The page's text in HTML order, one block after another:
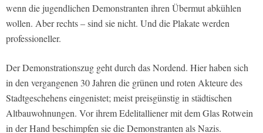
wenn die jugendlichen Demonstranten ihren Übermut abkühlen
wollen. Aber rechts – sind sie nicht. Und die Plakate werden
professioneller.
Der Demonstrationszug geht durch das Nordend. Hier haben sich
in den vergangenen 30 Jahren die grünen und roten Akteure des
Stadtgeschehens eingenistet; meist preisgünstig in städtischen
Altbauwohnungen. Vor ihrem Edelitalliener mit dem Glas Rotwein
in der Hand beschimpfen sie die Demonstranten als Nazis.